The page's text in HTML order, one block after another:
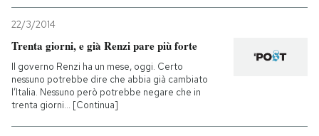
22/3/2014
Trenta giorni, e già Renzi pare più forte
Il governo Renzi ha un mese, oggi. Certo
nessuno potrebbe dire che abbia già cambiato
l’Italia. Nessuno però potrebbe negare che in
trenta giorni... [Continua]